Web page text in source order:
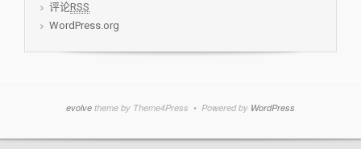
评论RSS
WordPress.org
evolve theme by Theme4Press • Powered by WordPress